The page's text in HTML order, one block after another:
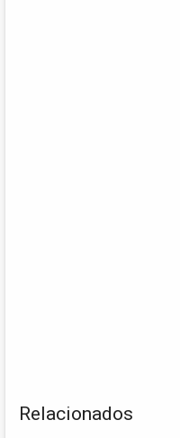
Relacionados